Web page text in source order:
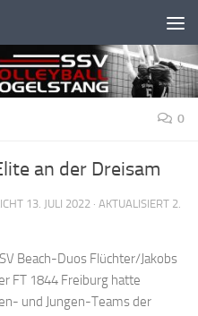
0
an der Dreisam
13. JULI 2022 · AKTUALISIERT 2.
Beach-Duos Flüchter/Jakobs
FT 1844 Freiburg hatte
und Jungen-Teams der